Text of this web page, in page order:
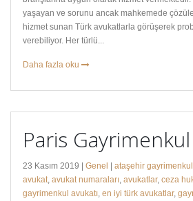
yaşayan ve sorunu ancak mahkemede
hizmet sunan Türk avukatlarla görüşerek
verebiliyor. Her türlü...
Daha fazla oku
Paris Gayrimenkul
23 Kasım 2019 | Genel | ataşehir
avukat avukat numaraları avukatlar, ceza
gayrimenkul avukatı en iyi türk avukatlar,